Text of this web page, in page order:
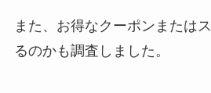
また、お得なクーポンまたは
るのかも調査しました。